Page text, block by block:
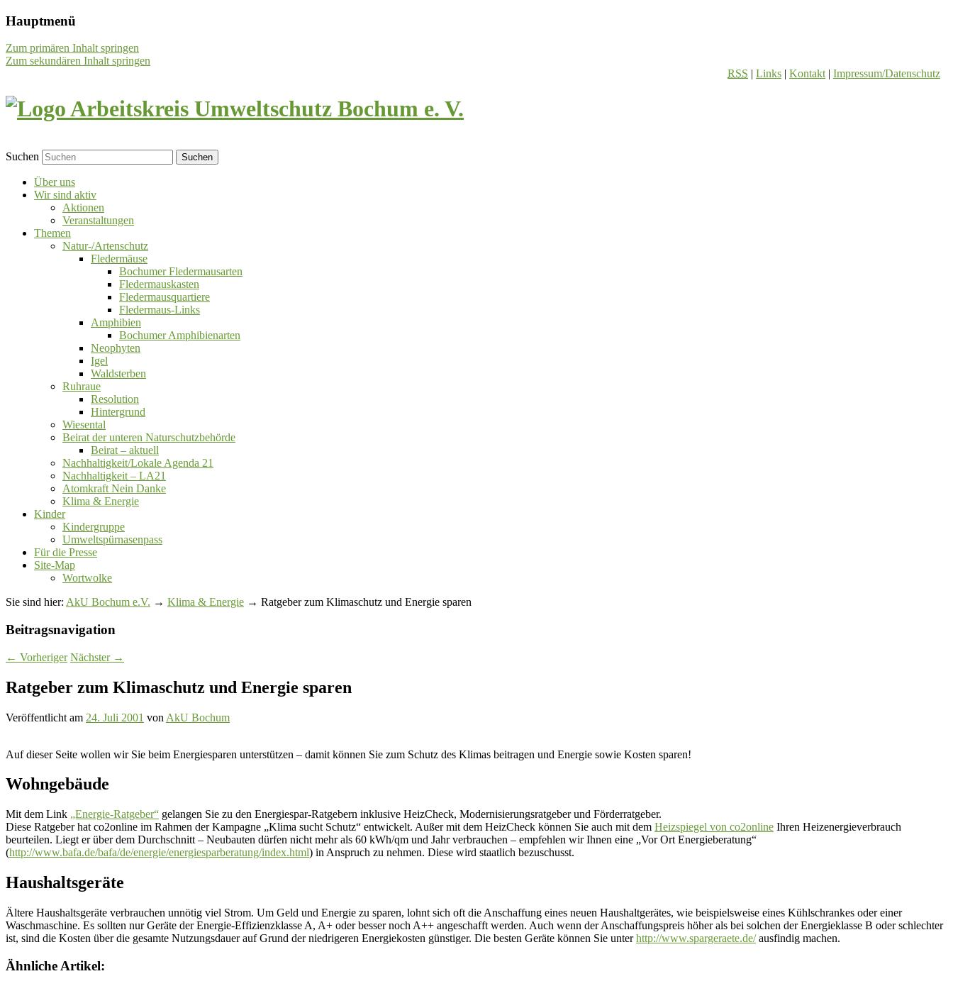
Hauptmenü
Zum primären Inhalt springen
Zum sekundären Inhalt springen
RSS | Links | Kontakt| Impressum/Datenschutz
Suchen
Über uns
Wir sind aktiv
Aktionen
Veranstaltungen
Themen
Natur-/Artenschutz
Fledermäuse
Bochumer Fledermausarten
Fledermauskasten
Fledermausquartiere
Fledermaus-Links
Amphibien
Bochumer Amphibienarten
Neophyten
Igel
Waldsterben
Ruhraue
Resolution
Hintergrund
Wiesental
Beirat der unteren Naturschutzbehörde
Beirat ‒ aktuell
Nachhaltigkeit/Lokale Agenda 21
Nachhaltigkeit – LA21
Atomkraft Nein Danke
Klima & Energie
Kinder
Kindergruppe
Umweltspürnasenpass
Für die Presse
Site-Map
Wortwolke
Sie sind hier: AkU Bochum e.V. → Klima & Energie → Ratgeber zum Klimaschutz und Energie sparen
Beitragsnavigation
← Vorheriger Nächster →
Ratgeber zum Klimaschutz und Energie sparen
Veröffentlicht am 24. Juli 2001 von AkU Bochum
Auf dieser Seite wollen wir Sie beim Energiesparen unterstützen – damit können Sie zum Schutz des Klimas beitragen und Energie sowie Kosten sparen!
Wohngebäude
Mit dem Link „Energie-Ratgeber“ gelangen Sie zu den Energiespar-Ratgebern inklusive HeizCheck, Modernisierungsratgeber und Förderratgeber.
Diese Ratgeber hat co2online im Rahmen der Kampagne „Klima sucht Schutz“ entwickelt. Außer mit dem HeizCheck können Sie auch mit dem Heizspiegel von co2online Ihren Heizenergieverbrauch
beurteilen. Liegt er über dem Durchschnitt – Neubauten dürfen nicht mehr als 60 kWh/qm und Jahr verbrauchen – empfehlen wir Ihnen eine „Vor Ort Energieberatung“
(http://www.bafa.de/bafa/de/energie/energiesparberatung/index.html) in Anspruch zu nehmen. Diese wird staatlich bezuschusst.
Haushaltsgeräte
Ältere Haushaltsgeräte verbrauchen unnötig viel Strom. Um Geld und Energie zu sparen, lohnt sich oft die Anschaffung eines neuen Haushaltgerätes, wie beispielsweise eines Kühlschrankes oder einer
Waschmaschine. Es sollten nur Geräte der Energie-Effizienzklasse A, A+ oder besser noch A++ angeschafft werden. Auch wenn der Anschaffungspreis höher als bei solchen der Energieklasse B oder schlechter
ist, sind die Kosten über die gesamte Nutzungsdauer auf Grund der niedrigeren Energiekosten günstiger. Die besten Geräte können Sie unterhttp://www.spargeraete.de/ausfindig machen.
Ähnliche Artikel: